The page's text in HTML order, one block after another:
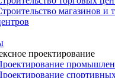
магазинов и
проектирование